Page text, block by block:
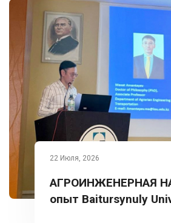
22 Июля, 2026
АГРОИНЖЕНЕРНАЯ
опыт Baitursynuly